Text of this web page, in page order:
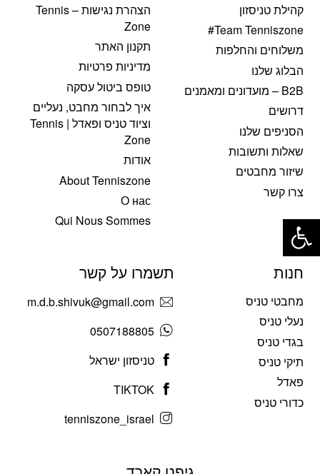
קהילת טניסזון
Team Tenniszone#
משלוחים והחלפות
הבלוג שלנו
B2B – מועדונים ומאמנים
דרושים
הסניפים שלנו
שאלות ותשובות
שיזור מחבטים
צרו קשר
הצהרת נגישות – Tennis
Zone
תקנון האתר
מדיניות פרטיות
טופס ביטול עסקה
איך לבחור מחבט, נעליים
וציוד טניס ופאדל | Tennis
Zone
אודות
About Tenniszone
О нас
Qui Nous Sommes
חנות
מחבטי טניס
נעלי טניס
בגדי טניס
תיקי טניס
פאדל
כדורי טניס
תשמרו על קשר
m.d.b.shivuk@gmail.com
0507188805
טניסזון ישראל
TIKTOK
tenniszone_israel
פתח סרגל נגישות